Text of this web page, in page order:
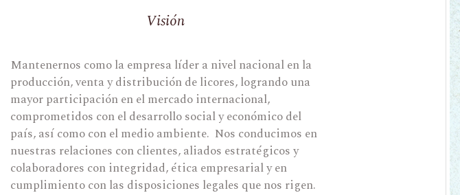
Visión
Mantenernos como la empresa líder a nivel nacional en la
producción, venta y distribución de licores, logrando una
mayor participación en el mercado internacional,
comprometidos con el desarrollo social y económico del
país, así como con el medio ambiente. Nos conducimos en
nuestras relaciones con clientes, aliados estratégicos y
colaboradores con integridad, ética empresarial y en
cumplimiento con las disposiciones legales que nos rigen.